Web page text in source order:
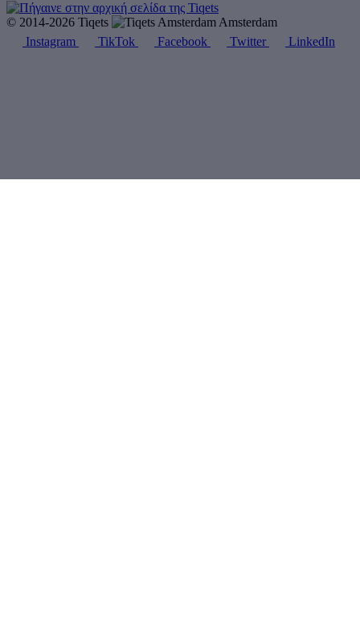
© 2014-2026 Tiqets
Amsterdam
Instagram
TikTok Facebook Twitter LinkedIn